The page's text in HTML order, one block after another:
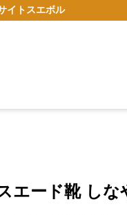
イト スエボル
エード靴 しな